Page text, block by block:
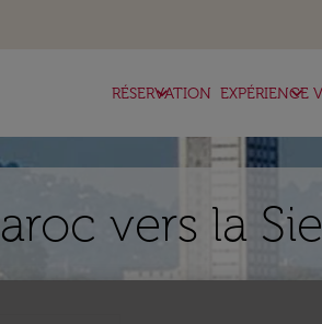
RÉSERVATION
keyboard_arrow_down EXPÉRIENCE
keyboard_arrow_down
vers la